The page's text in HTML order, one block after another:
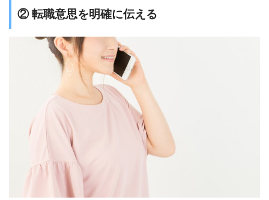
② 転職意思を明確に伝える